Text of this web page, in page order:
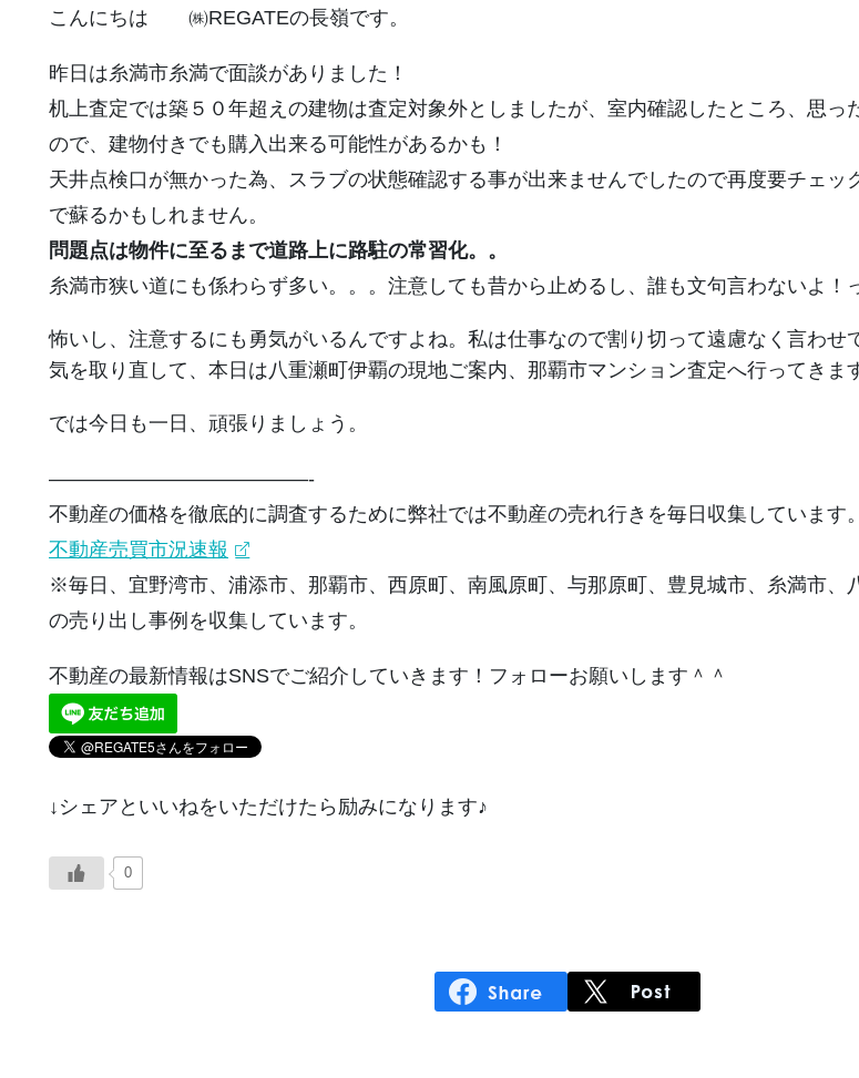
こんにちは ㈱REGATEの長嶺です。
昨日は糸満市糸満で面談がありました！
机上査定では築５０年超えの建物は査定対象外としましたが、室内確認したところ、思っ
ので、建物付きでも購入出来る可能性があるかも！
天井点検口が無かった為、スラブの状態確認する事が出来ませんでしたので再度要チェッ
で蘇るかもしれません。
問題点は物件に至るまで道路上に路駐の常習化。。
糸満市狭い道にも係わらず多い。。。注意しても昔から止めるし、誰も文句言わないよ！
怖いし、注意するにも勇気がいるんですよね。私は仕事なので割り切って遠慮なく言わせ
気を取り直して、本日は八重瀬町伊覇の現地ご案内、那覇市マンション査定へ行ってきま
では今日も一日、頑張りましょう。
—————————————-
不動産の価格を徹底的に調査するために弊社では不動産の売れ行きを毎日収集しています。
不動産売買市況速報
※毎日、宜野湾市、浦添市、那覇市、西原町、南風原町、与那原町、豊見城市、糸満市、
の売り出し事例を収集しています。
不動産の最新情報はSNSでご紹介していきます！フォローお願いします＾＾
↓シェアといいねをいただけたら励みになります♪
0